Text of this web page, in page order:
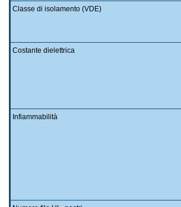
Classe di isolamento (VDE)
Costante dielettrica
Infiammabilità